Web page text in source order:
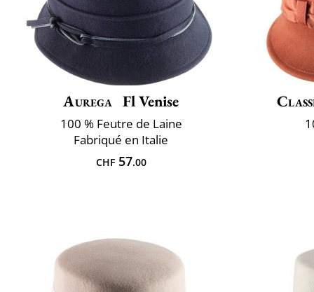
Aurega Fl Venise
100 % Feutre de Laine
Fabriqué en Italie
CHF57.00